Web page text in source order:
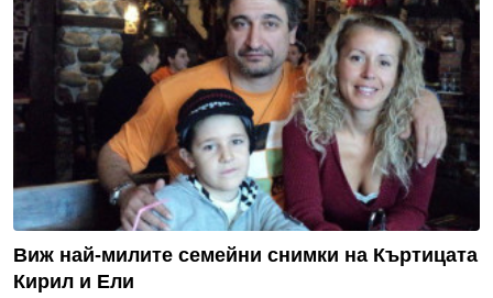
Виж най-милите семейни снимки на Къртицата
Кирил и Ели